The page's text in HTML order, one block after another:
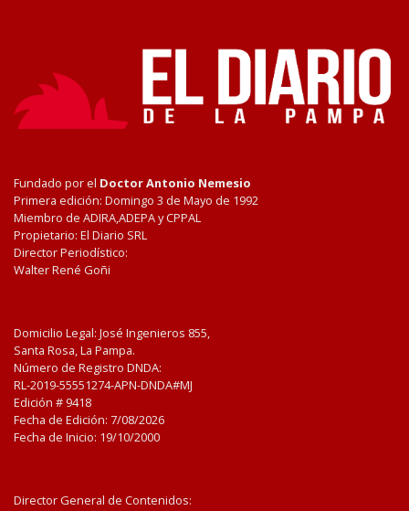
Fundado por el Doctor Antonio Nemesio
Primera edición: Domingo 3 de Mayo de 1992
Miembro de ADIRA,ADEPA y CPPAL
Propietario: El Diario SRL
Director Periodístico:
Walter René Goñi
Domicilio Legal: José Ingenieros 855,
Santa Rosa, La Pampa.
Número de Registro DNDA:
RL-2019-55551274-APN-DNDA#MJ
Edición # 9418
Fecha de Edición: 7/08/2026
Fecha de Inicio: 19/10/2000
Director General de Contenidos: